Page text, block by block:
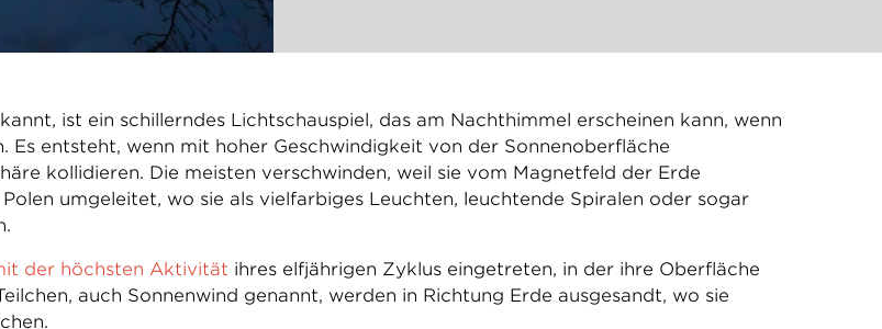
ist ein schillerndes Lichtschauspiel, das am Nachthimmel erscheinen kann, wenn
Es entsteht, wenn mit hoher Geschwindigkeit von der Sonnenoberfläche
kollidieren. Die meisten verschwinden, weil sie vom Magnetfeld der Erde
umgeleitet, wo sie als vielfarbiges Leuchten, leuchtende Spiralen oder sogar
der höchsten Aktivität ihres elfjährigen Zyklus eingetreten, in der ihre Oberfläche
auch Sonnenwind genannt, werden in Richtung Erde ausgesandt, wo sie